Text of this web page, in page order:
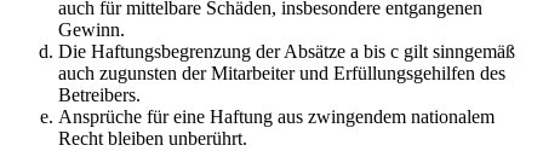
auch für mittelbare Schäden, insbesondere entgangenen
Gewinn.
Die Haftungsbegrenzung der Absätze a bis c gilt sinngemäß
auch zugunsten der Mitarbeiter und Erfüllungsgehilfen des
Betreibers.
Ansprüche für eine Haftung aus zwingendem nationalem
Recht bleiben unberührt.